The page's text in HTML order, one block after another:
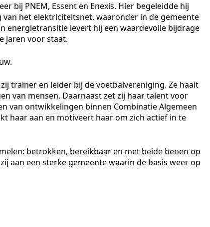
bij PNEM, Essent en Enexis. Hier begeleidde hij
het elektriciteitsnet, waaronder in de gemeente
energietransitie levert hij een waardevolle bijdrage
jaren voor staat.
trainer en leider bij de voetbalvereniging. Ze haalt
van mensen. Daarnaast zet zij haar talent voor
van ontwikkelingen binnen Combinatie Algemeen
haar aan en motiveert haar om zich actief in te
betrokken, bereikbaar en met beide benen op
aan een sterke gemeente waarin de basis weer op